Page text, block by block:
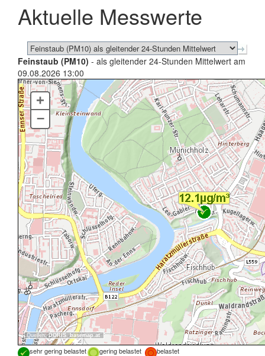
schließen
Aktuelle Messwerte
Feinstaub (PM10) - als gleitender 24-Stunden Mittelwert am
09.08.2026 13:00
Quellen:DORIS, basemap.at
+
–
sehr gering belastet gering belastet
belastet